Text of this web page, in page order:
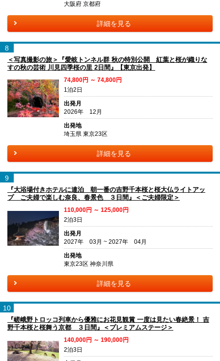
大阪府 京都府
詳細を見る
8
＜写真撮影の旅＞『愛岐トンネル群 秋の特別公開 紅葉と桜が織りな
すの秋の芸術 川見四季桜の里 2日間』【東京出発】
74,800円 ～ 74,800円
1泊2日
出発月
2026年 12月
出発地
埼玉県 東京23区
詳細を見る
9
『大浴場付きホテルに連泊 朝一番の吉野千本桜と桜大仏ライトアッ
プ ご夫婦で楽しむ奈良、春景色 ３日間』＜ご夫婦限定＞
110,000円 ～ 125,000円
2泊3日
出発月
2027年 03月 ~ 2027年 04月
出発地
東京23区 神奈川県
詳細を見る
10
『嵯峨野トロッコ列車から優雅にお花見観賞 一度は見たい春絶景！ 吉
野千本桜と桜舞う京都 ３日間』＜プレミアムステージ＞
140,000円 ～ 190,000円
2泊3日